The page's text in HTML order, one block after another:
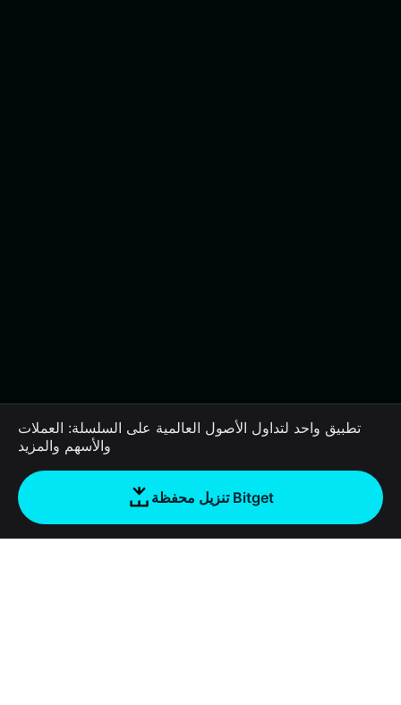
تطبيق واحد لتداول الأصول العالمية على السلسلة: العملات
والأسهم والمزيد
تنزيل محفظة Bitget